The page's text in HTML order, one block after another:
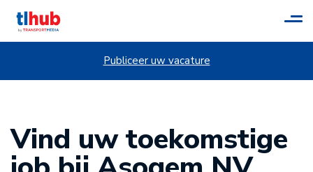
Publiceer uw vacature
Vind uw toekomstige